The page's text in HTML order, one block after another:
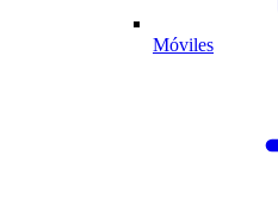
Móviles